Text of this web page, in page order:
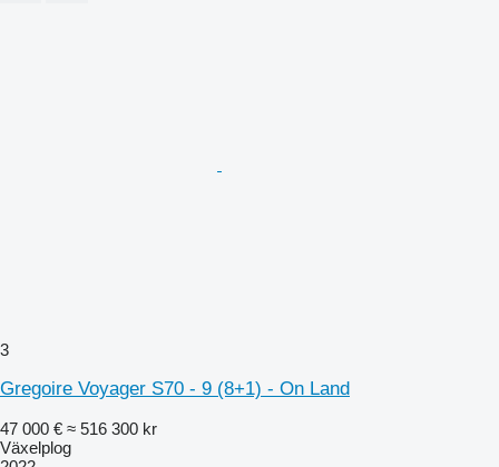
3
Gregoire Voyager S70 - 9 (8+1) - On Land
47 000 € ≈ 516 300 kr
Växelplog